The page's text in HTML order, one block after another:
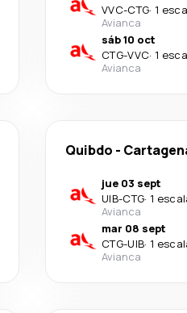
VVC-CTG· 1
Avianca
sáb 10 oct
CTG-VVC· 1
Avianca
Quibdo -
jue 03 sept
UIB-CTG· 1
Avianca
mar 08 sept
CTG-UIB· 1
Avianca